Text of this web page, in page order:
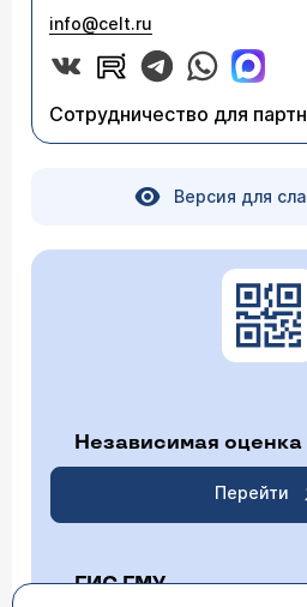
info@celt.ru
Сотрудничество для
Версия для
Независимая оценка
Перейти
ГИС ГМУ